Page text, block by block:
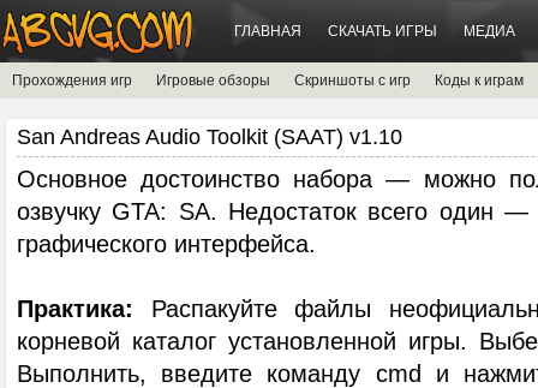
ГЛАВНАЯ СКАЧАТЬ ИГРЫ МЕДИА
Прохождения игр Игровые обзоры Скриншоты с игр Коды к играм
San Andreas Audio Toolkit (SAAT) v1.10
Основное достоинство набора — можно
озвучку GTA: SA. Недостаток всего один —
графического интерфейса.
Практика: Распакуйте файлы
корневой каталог установленной игры.
Выполнить, введите команду cmd и